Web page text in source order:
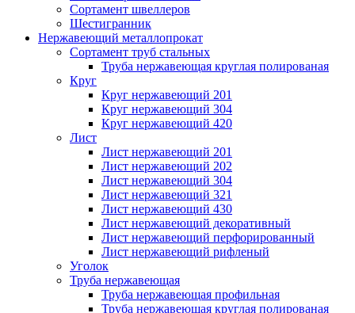
Сортамент швеллеров
Шестигранник
Нержавеющий металлопрокат
Сортамент труб стальных
Труба нержавеющая круглая полированая
Круг
Круг нержавеющий 201
Круг нержавеющий 304
Круг нержавеющий 420
Лист
Лист нержавеющий 201
Лист нержавеющий 202
Лист нержавеющий 304
Лист нержавеющий 321
Лист нержавеющий 430
Лист нержавеющий декоративный
Лист нержавеющий перфорированный
Лист нержавеющий рифленый
Уголок
Труба нержавеющая
Труба нержавеющая профильная
Труба нержавеющая круглая полированая